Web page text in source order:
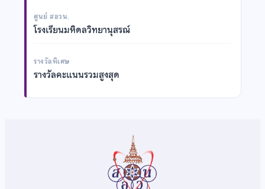
ศูนย์ สอวน.
โรงเรียนมหิดลวิทยานุสรณ์
รางวัลพิเศษ
รางวัลคะแนนรวมสูงสุด